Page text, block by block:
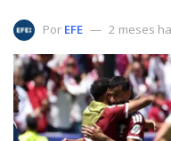
Por EFE 2 meses